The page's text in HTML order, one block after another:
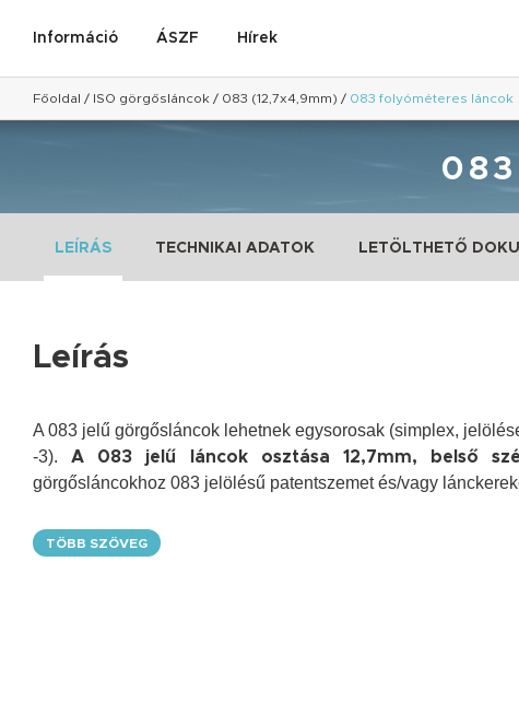
Információ ÁSZF Hírek
Főoldal / ISO görgősláncok / 083 (12,7x4,9mm) / 083 folyóméteres láncok
083
LEÍRÁS TECHNIKAI ADATOK LETÖLTHETŐ
Leírás
A 083 jelű görgősláncok lehetnek egysorosak (simplex,
-3).A 083 jelű láncok osztása 12,7mm, belső
görgősláncokhoz 083 jelölésű patentszemet és/vagy
TÖBB SZÖVEG